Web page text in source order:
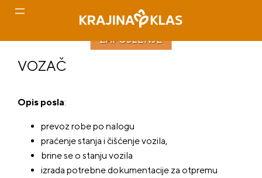
ZAPOSLENJE
VOZAČ
Opis posla:
prevoz robe po nalogu
praćenje stanja i čišćenje vozila,
brine se o stanju vozila
izrada potrebne dokumentacije za otpremu